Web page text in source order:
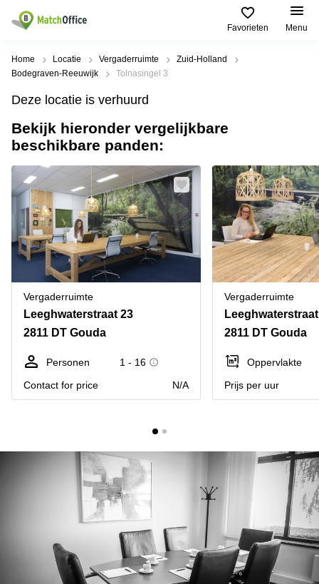
Favorieten Menu
Huren / Verhuren
Productpagina's
Kantoorruimten
Business
Flexplekken
Coworking
Spaces
Vergaderruimten
Virtueel
Kantoor
Bedrijfsruimte
Populaire
Steden
Alkmaar
Oost
Amsterdam
Westpoort
Bergen
op
Zoom
Amersfoort
Breda
Hengelo
Hilversum
Hoofddorp
Tiel
Westpoort
Populaire
zoekopdrachten
Kantoorruimte
in Breda
Kantoor
huren
Bergen
op
Zoom
Kantoor
huren
Kantoor
huren
Reeuwijk
Business
Arnhem
Westpoort
Help
Over ons
Voeg je kantoorruimte toe
Huurprijs
Log in
Home Locatie Vergaderruimte
Zuid-Holland
Bodegraven-Reeuwijk
Tolnasingel 3
Deze locatie is verhuurd
Bekijk hieronder vergelijkbare
beschikbare panden:
Vergaderruimte
Leeghwaterstraat 23
2811 DT Gouda
Personen
1 - 16
Contact for price
N/A
Vergaderruimte
2811 DT Gouda
Oppervlakte
Prijs per uur